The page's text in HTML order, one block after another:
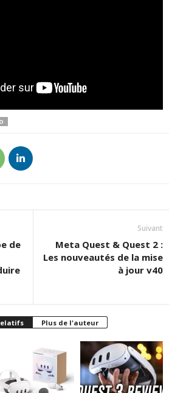
de
Suivant
Meta Quest & Quest 2 :
Les nouveautés de la mise
à jour v40
Plus de l'auteur